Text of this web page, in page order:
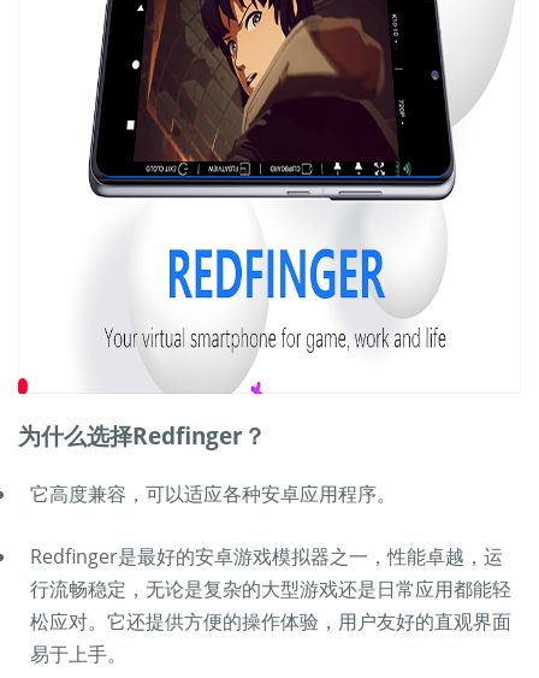
为什么选择Redfinger？
它高度兼容，可以适应各种安卓应用程序。
Redfinger是最好的安卓游戏模拟器之一，性能卓越，运
行流畅稳定，无论是复杂的大型游戏还是日常应用都能轻
松应对。它还提供方便的操作体验，用户友好的直观界面
易于上手。